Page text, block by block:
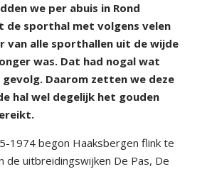
we per abuis in Rond
de sporthal met volgens velen
van alle sporthallen uit de wijde
was. Dat had nogal wat
Daarom zetten we deze
hal wel degelijk het gouden
1974 begon Haaksbergen flink te
de uitbreidingswijken De Pas, De